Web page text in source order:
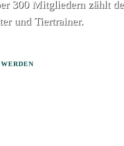
300 Mitgliedern zählt
und Tiertrainer.